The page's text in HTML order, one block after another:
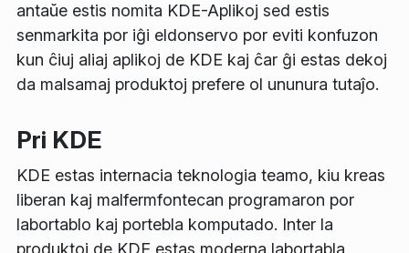
antaŭe estis nomita KDE-Aplikoj sed estis
senmarkita por iĝi eldonservo por eviti konfuzon
kun ĉiuj aliaj aplikoj de KDE kaj ĉar ĝi estas dekoj
da malsamaj produktoj prefere ol ununura tutaĵo.
Pri KDE
KDE estas internacia teknologia teamo, kiu kreas
liberan kaj malfermfontecan programaron por
labortablo kaj portebla komputado. Inter la
produktoj de KDE estas moderna labortabla